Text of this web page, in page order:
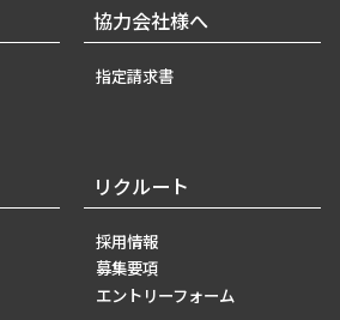
協力会社様へ
指定請求書
リクルート
採用情報
募集要項
エントリーフォーム